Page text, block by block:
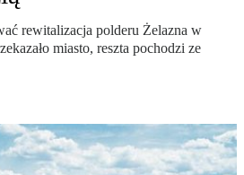
rewitalizacja polderu Żelazna w
miasto, reszta pochodzi ze